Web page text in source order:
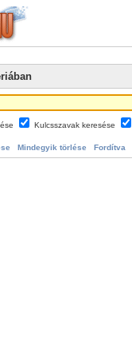
Kulcsszavak keresése
Mindegyik törlése Fordítva